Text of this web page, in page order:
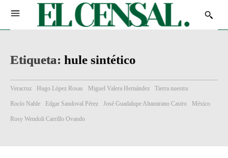
Etiqueta: hule sintético
Veracruz Hugo López Rosas Miguel Valera Hernández Tierra nuestra
Rocío Nahle Edgar Sandoval Pérez José Guadalupe Altamirano Castro México
Rosy Wendoli Carrillo Ovando